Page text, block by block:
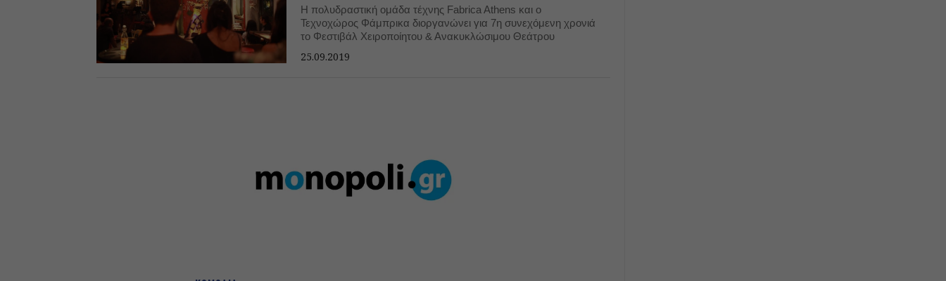
Η πολυδραστική ομάδα τέχνης Fabrica Athens και ο
Τεχνοχώρος Φάμπρικα διοργανώνει για 7η συνεχόμενη χρονιά
το Φεστιβάλ Χειροποίητου & Ανακυκλώσιμου Θεάτρου
25.09.2019